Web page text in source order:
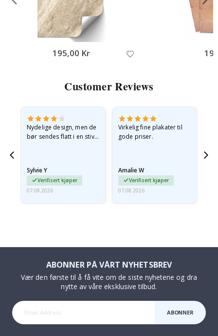
195,00 Kr
Customer Reviews
Nydelige design, men de
bør sendes flatt i en stiv
Sylvie Y
Verifisert kjøper
07.08.2026
Virkelig fine plakater til
gode priser.
Amalie W
Verifisert kjøper
07.08.2026
ABONNER PÅ VÅRT NYHETSBREV
Vær den første til å få vite om de siste nyhetene og dra
nytte av våre eksklusive tilbud.
ABONNER